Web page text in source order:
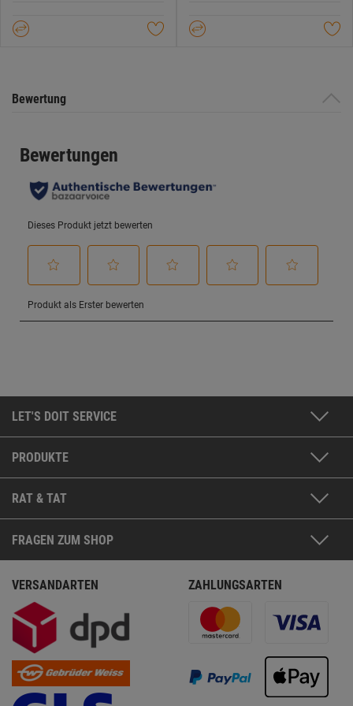
Bewertung
LET'S DOIT SERVICE
PRODUKTE
RAT & TAT
FRAGEN ZUM SHOP
VERSANDARTEN ZAHLUNGSARTEN